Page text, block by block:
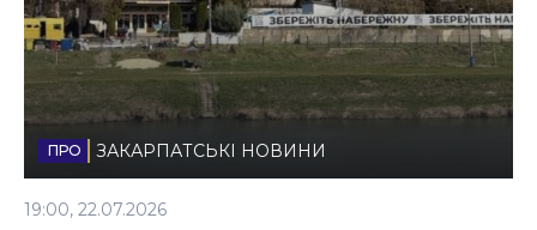
ЗАКАРПАТСЬКІ НОВИНИ
19:00, 22.07.2026